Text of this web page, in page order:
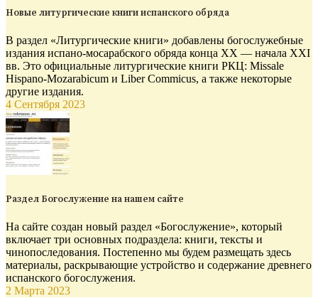
Новые литургические книги испанского обряда
В раздел «Литургические книги» добавлены богослужебные
издания испано-мосарабского обряда конца XX — начала XXI
вв. Это официальные литургические книги РКЦ: Missale
Hispano-Mozarabicum и Liber Commicus, а также некоторые
другие издания.
4 Сентября 2023
Раздел Богослужение на нашем сайте
На сайте создан новый раздел «Богослужение», который
включает три основных подраздела: книги, тексты и
чинопоследования. Постепенно мы будем размещать здесь
материалы, раскрывающие устройство и содержание древнего
испанского богослужения.
2 Марта 2023